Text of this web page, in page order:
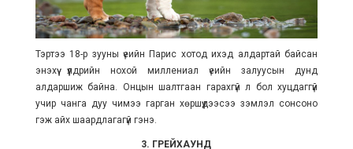
Тэртээ 18-р зууны үеийн Парис хотод ихэд алдартай байсан
энэхүү үүлдрийн нохой миллениал үеийн залуусын дунд
алдаршиж байна. Онцын шалтгаан гарахгүй л бол хуцдаггүй
учир чанга дуу чимээ гарган хөршүүдээсээ зэмлэл сонсоно
гэж айх шаардлагагүй гэнэ.
3. ГРЕЙХАУНД